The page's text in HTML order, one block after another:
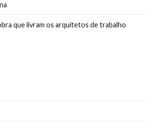
que livram os arquitetos de trabalho